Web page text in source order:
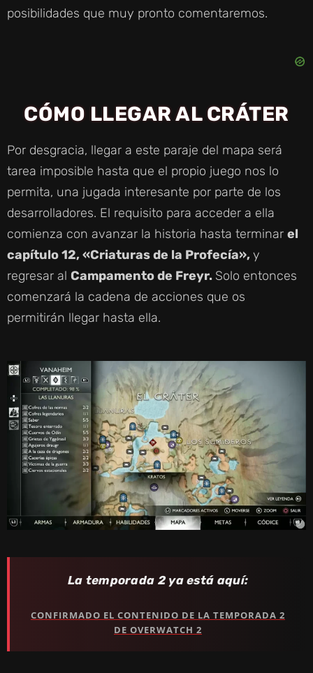
posibilidades que muy pronto comentaremos.
CÓMO LLEGAR AL CRÁTER
Por desgracia, llegar a este paraje del mapa será
tarea imposible hasta que el propio juego nos lo
permita, una jugada interesante por parte de los
desarrolladores. El requisito para acceder a ella
comienza con avanzar la historia hasta terminar el
capítulo 12, «Criaturas de la Profecía»,y
regresar al Campamento de Freyr. Solo entonces
comenzará la cadena de acciones que os
permitirán llegar hasta ella.
La temporada 2 ya está aquí:
CONFIRMADO EL CONTENIDO DE LA TEMPORADA 2
DE OVERWATCH 2